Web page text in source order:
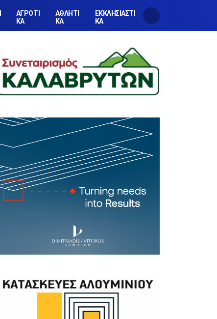
ΑΓΡΟΤΙ
ΚΑ
ΑΘΛΗΤΙ
ΚΑ
ΕΚΚΛΗΣΙΑΣΤΙ
ΚΑ